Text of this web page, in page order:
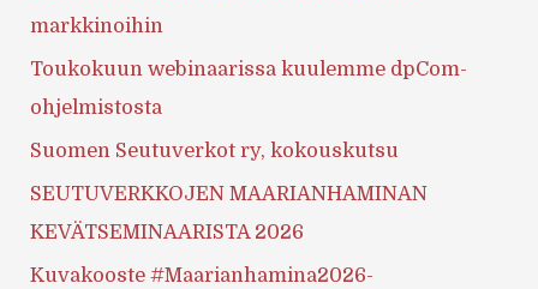
markkinoihin
Toukokuun webinaarissa kuulemme dpCom-
ohjelmistosta
Suomen Seutuverkot ry, kokouskutsu
SEUTUVERKKOJEN MAARIANHAMINAN
KEVÄTSEMINAARISTA 2026
Kuvakooste #Maarianhamina2026-